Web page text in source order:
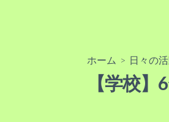
ホーム > 日々の
【学校